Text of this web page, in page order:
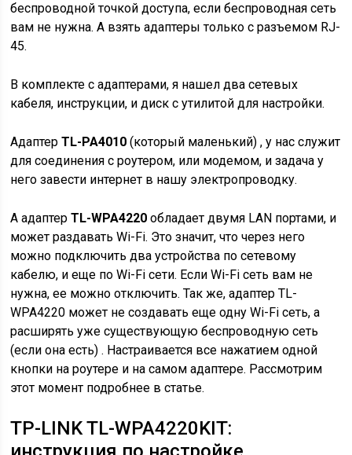
беспроводной точкой доступа, если беспроводная сеть
вам не нужна. А взять адаптеры только с разъемом RJ-
45.
В комплекте с адаптерами, я нашел два сетевых
кабеля, инструкции, и диск с утилитой для настройки.
АдаптерTL-PA4010 (который маленький) , у нас служит
для соединения с роутером, или модемом, и задача у
него завести интернет в нашу электропроводку.
А адаптерTL-WPA4220 обладает двумя LAN портами, и
может раздавать Wi-Fi. Это значит, что через него
можно подключить два устройства по сетевому
кабелю, и еще по Wi-Fi сети. Если Wi-Fi сеть вам не
нужна, ее можно отключить. Так же, адаптер TL-
WPA4220 может не создавать еще одну Wi-Fi сеть, а
расширять уже существующую беспроводную сеть
(если она есть) . Настраивается все нажатием одной
кнопки на роутере и на самом адаптере. Рассмотрим
этот момент подробнее в статье.
TP-LINK TL-WPA4220KIT: